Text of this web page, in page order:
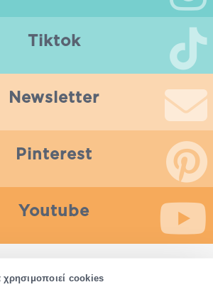
χρησιμοποιεί cookies
Tiktok
Newsletter
Pinterest
Youtube
που παρέχεται από το Pharm24.gr